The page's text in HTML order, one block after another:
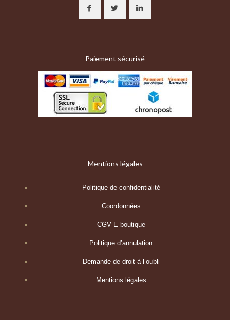
Paiement sécurisé
Mentions légales
Politique de confidentialité
Coordonnées
CGV E boutique
Politique d’annulation
Demande de droit à l’oubli
Mentions légales